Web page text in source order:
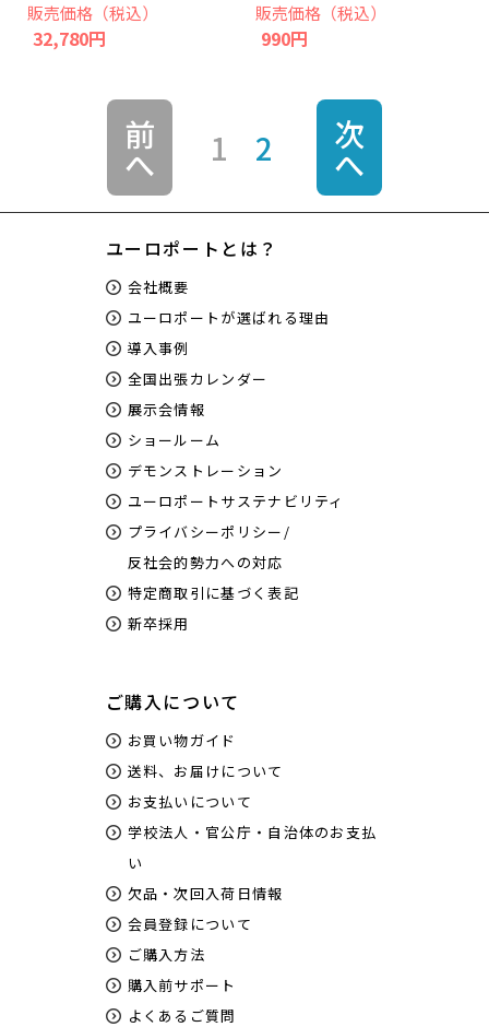
販売価格（税込）
32,780円
販売価格（税込）
990円
前
へ 1 2 次
へ
ユーロポートとは？
会社概要
ユーロポートが選ばれる理由
導入事例
全国出張カレンダー
展示会情報
ショールーム
デモンストレーション
ユーロポートサステナビリティ
プライバシーポリシー/
反社会的勢力への対応
特定商取引に基づく表記
新卒採用
ご購入について
お買い物ガイド
送料、お届けについて
お支払いについて
学校法人・官公庁・自治体のお支払
い
欠品・次回入荷日情報
会員登録について
ご購入方法
購入前サポート
よくあるご質問